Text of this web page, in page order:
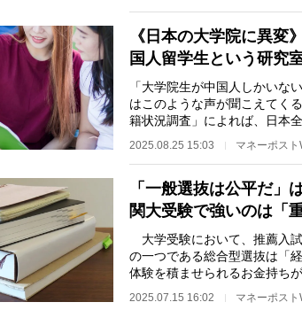
《日本の大学院に異変
国人留学生という研
「大学院生が中国人しかいな
はこのような声が聞こえてく
籍状況調査」によれば、日本
2025.08.25 15:03 マネーポスト
「一般選抜は公平だ」
関大受験で強いのは「
大学受験において、推薦入
の一つである総合型選抜は「
体験を積ませられるお金持ち
2025.07.15 16:02 マネーポスト